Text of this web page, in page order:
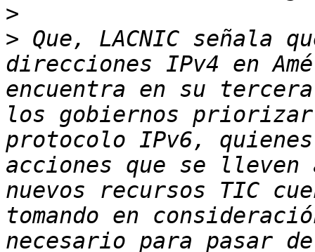
>
> Que, LACNIC señala
direcciones IPv4 en
encuentra en su
los gobiernos
protocolo IPv6,
acciones que se lleven
nuevos recursos TIC
tomando en
necesario para pasar